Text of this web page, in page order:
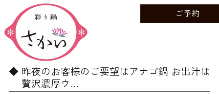
ご予約
昨夜のお客様のご要望はアナゴ鍋 お出汁は
贅沢濃厚ウ…